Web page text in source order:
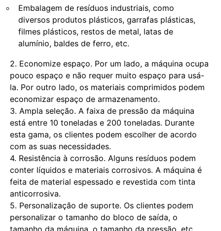
Embalagem de resíduos industriais, como
diversos produtos plásticos, garrafas plásticas,
filmes plásticos, restos de metal, latas de
alumínio, baldes de ferro, etc.
2. Economize espaço. Por um lado, a máquina ocupa
pouco espaço e não requer muito espaço para usá-
la. Por outro lado, os materiais comprimidos podem
economizar espaço de armazenamento.
3. Ampla seleção. A faixa de pressão da máquina
está entre 10 toneladas e 200 toneladas. Durante
esta gama, os clientes podem escolher de acordo
com as suas necessidades.
4. Resistência à corrosão. Alguns resíduos podem
conter líquidos e materiais corrosivos. A máquina é
feita de material espessado e revestida com tinta
anticorrosiva.
5. Personalização de suporte. Os clientes podem
personalizar o tamanho do bloco de saída, o
tamanho da máquina, o tamanho da pressão, etc.